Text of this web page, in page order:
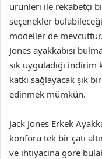
ürünleri ile rekabetçi
seçenekler
modeller de
Jones ayakkabısı
sık uyguladığı
katkı sağlayacak şık
edinmek mümkün.
Jack Jones Erkek
konforu tek bir çatı
ve ihtiyacına göre